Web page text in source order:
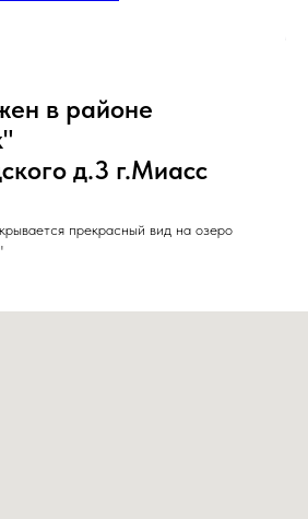
в районе
д.3 г.Миасс
прекрасный вид на озеро